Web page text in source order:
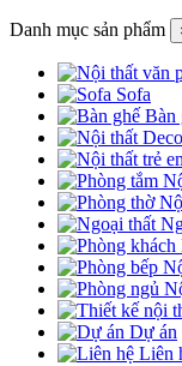
Danh mục sản phẩm
Sofa
Bàn
Dự án
Liên